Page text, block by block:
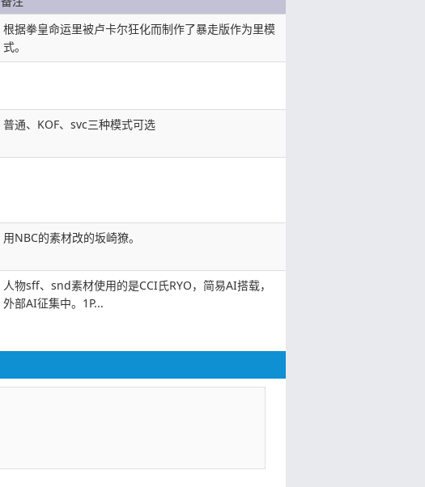
根据拳皇命运里被卢卡尔狂化而制作了暴走版作为里模
式。
普通、KOF、svc三种模式可选
用NBC的素材改的坂崎獠。
人物sff、snd素材使用的是CCI氏RYO，简易AI搭载，
外部AI征集中。1P...